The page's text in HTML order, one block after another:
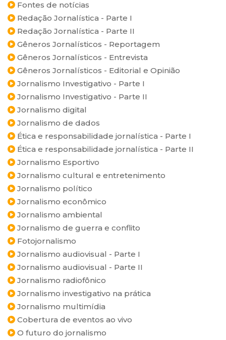
Fontes de notícias
Redação Jornalística - Parte I
Redação Jornalística - Parte II
Gêneros Jornalísticos - Reportagem
Gêneros Jornalísticos - Entrevista
Gêneros Jornalísticos - Editorial e Opinião
Jornalismo Investigativo - Parte I
Jornalismo Investigativo - Parte II
Jornalismo digital
Jornalismo de dados
Ética e responsabilidade jornalística - Parte I
Ética e responsabilidade jornalística - Parte II
Jornalismo Esportivo
Jornalismo cultural e entretenimento
Jornalismo político
Jornalismo econômico
Jornalismo ambiental
Jornalismo de guerra e conflito
Fotojornalismo
Jornalismo audiovisual - Parte I
Jornalismo audiovisual - Parte II
Jornalismo radiofônico
Jornalismo investigativo na prática
Jornalismo multimídia
Cobertura de eventos ao vivo
O futuro do jornalismo